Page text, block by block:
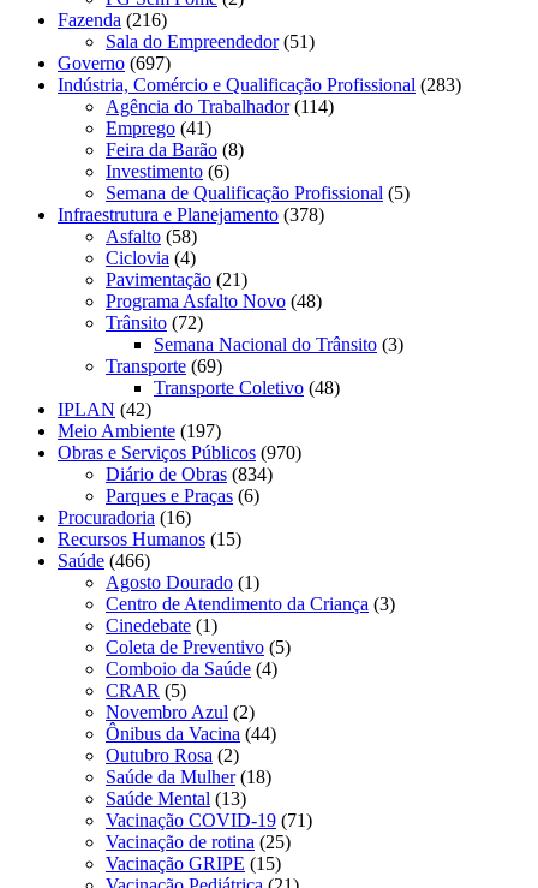
Fazenda (216)
Sala do Empreendedor(51)
Governo (697)
Indústria, Comércio e Qualificação Profissional (283)
Agência do Trabalhador(114)
Emprego (41)
Feira da Barão (8)
Investimento (6)
Semana de Qualificação Profissional (5)
Infraestrutura e Planejamento (378)
Asfalto (58)
Ciclovia (4)
Pavimentação (21)
Programa Asfalto Novo (48)
Trânsito (72)
Semana Nacional do Trânsito (3)
Transporte (69)
Transporte Coletivo (48)
IPLAN (42)
Meio Ambiente (197)
Obras e Serviços Públicos (970)
Diário de Obras (834)
Parques e Praças (6)
Procuradoria (16)
Recursos Humanos (15)
Saúde (466)
Agosto Dourado (1)
Centro de Atendimento da Criança (3)
Cinedebate (1)
Coleta de Preventivo (5)
Comboio da Saúde (4)
CRAR (5)
Novembro Azul (2)
Ônibus da Vacina (44)
Outubro Rosa (2)
Saúde da Mulher(18)
Saúde Mental (13)
Vacinação COVID-19 (71)
Vacinação de rotina (25)
Vacinação GRIPE (15)